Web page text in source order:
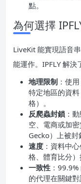
點。
為何選擇
LiveKit 能實現語音
能運作。IPFLY 解決
地理限制 ：使
特定地區的資
格）。
反爬蟲封鎖 ：
空、電商或加
Gecko）上被封
速度 ：資料中
格、體育比分）
一致性 ：
的代理在關鍵對